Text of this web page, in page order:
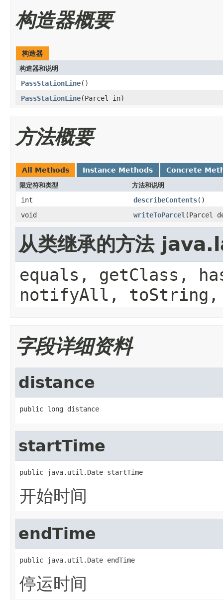
构造器概要
构造器
构造器和说明
PassStationLine()
PassStationLine(Parcel in)
方法概要
All Methods Instance Methods Concrete
限定符和类型 方法和说明
int describeContents()
void
writeToParcel (Parcel
从类继承的方法
equals, getClass,
notifyAll,
字段详细资料
distance
public long distance
startTime
public java.util.Date startTime
开始时间
endTime
public java.util.Date endTime
停运时间